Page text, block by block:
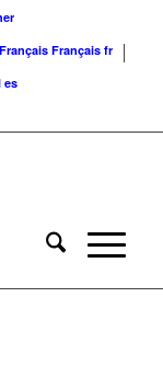
Français Français fr
es